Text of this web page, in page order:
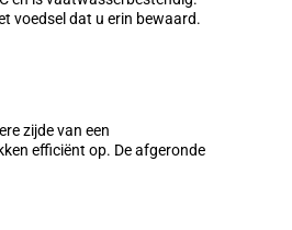
voedsel dat u erin bewaard.
zijde van een
efficiënt op. De afgeronde